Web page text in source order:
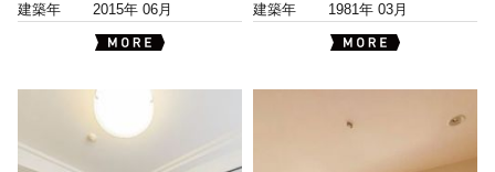
建築年
2015年 06月
建築年
1981年 03月